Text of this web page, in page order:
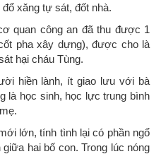
xăng tự sát, đốt nhà.
quan công an đã thu được 1
pha xây dựng), được cho là
hại cháu Tùng.
hiền lành, ít giao lưu với bà
là học sinh, học lực trung bình
lớn, tính tình lại có phần ngổ
hai bố con. Trong lúc nóng